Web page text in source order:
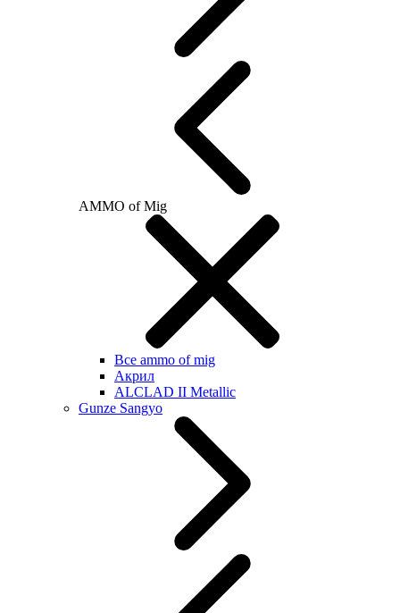
AMMO of Mig
Все ammo of mig
Акрил
ALCLAD II Metallic
Gunze Sangyo